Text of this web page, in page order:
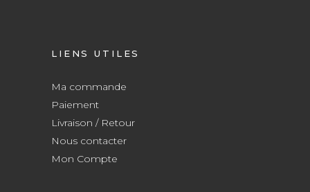
LIENS UTILES
Ma commande
Paiement
Livraison / Retour
Nous contacter
Mon Compte